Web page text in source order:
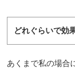
どれぐらいで効
あくまで私の場合